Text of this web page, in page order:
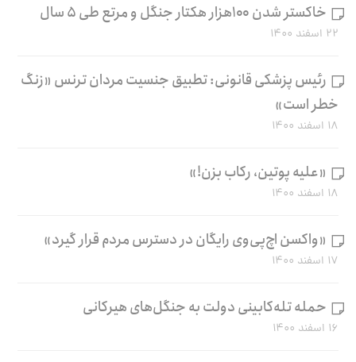
خاکستر شدن ۱۰۰هزار هکتار جنگل و مرتع طی ۵ سال
۲۲ اسفند ۱۴۰۰
رئیس پزشکی قانونی: تطبیق جنسیت مردان ترنس «زنگ
خطر است»
۱۸ اسفند ۱۴۰۰
«علیه پوتین، رکاب بزن!»
۱۸ اسفند ۱۴۰۰
«واکسن اچ‌پی‌وی رایگان در دسترس مردم قرار گیرد»
۱۷ اسفند ۱۴۰۰
حمله تله‌کابینی دولت به جنگل‌های هیرکانی
۱۶ اسفند ۱۴۰۰